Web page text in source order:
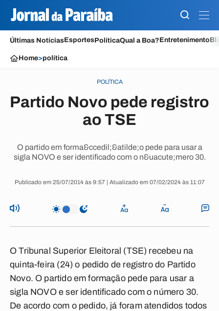
Últimas NotíciasEsportesPolíticaQual a Boa?Entretenimento
Home>política
POLÍTICA
Partido Novo pede registro
ao TSE
O partido em forma&ccedil;&atilde;o pede para usar a
sigla NOVO e ser identificado com o n&uacute;mero 30.
Publicado em 25/07/2014 às 9:57 | Atualizado em 07/02/2024 às 11:07
O Tribunal Superior Eleitoral (TSE) recebeu na
quinta-feira (24) o pedido de registro do Partido
Novo. O partido em formação pede para usar a
sigla NOVO e ser identificado com o número 30.
De acordo com o pedido, já foram atendidos todos